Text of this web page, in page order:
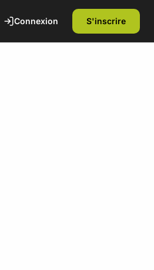
installations et rencontrez
Connexion S'inscrire